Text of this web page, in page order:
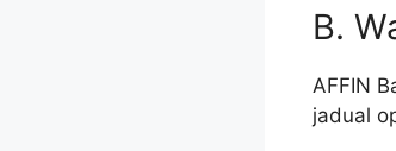
B.
AFFIN
jadual